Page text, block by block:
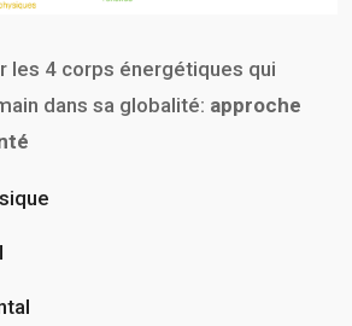
les 4 corps énergétiques qui
dans sa globalité: approche